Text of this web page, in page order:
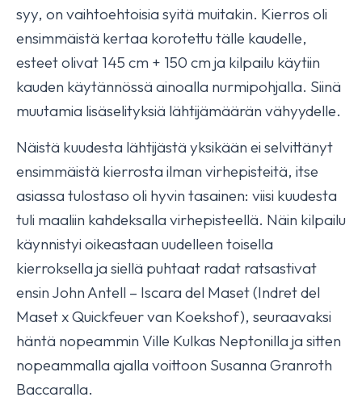
syy, on vaihtoehtoisia syitä muitakin. Kierros oli
ensimmäistä kertaa korotettu tälle kaudelle,
esteet olivat 145 cm + 150 cm ja kilpailu käytiin
kauden käytännössä ainoalla nurmipohjalla. Siinä
muutamia lisäselityksiä lähtijämäärän vähyydelle.
Näistä kuudesta lähtijästä yksikään ei selvittänyt
ensimmäistä kierrosta ilman virhepisteitä, itse
asiassa tulostaso oli hyvin tasainen: viisi kuudesta
tuli maaliin kahdeksalla virhepisteellä. Näin kilpailu
käynnistyi oikeastaan uudelleen toisella
kierroksella ja siellä puhtaat radat ratsastivat
ensin John Antell – Iscara del Maset (Indret del
Maset x Quickfeuer van Koekshof), seuraavaksi
häntä nopeammin Ville Kulkas Neptonilla ja sitten
nopeammalla ajalla voittoon Susanna Granroth
Baccaralla.